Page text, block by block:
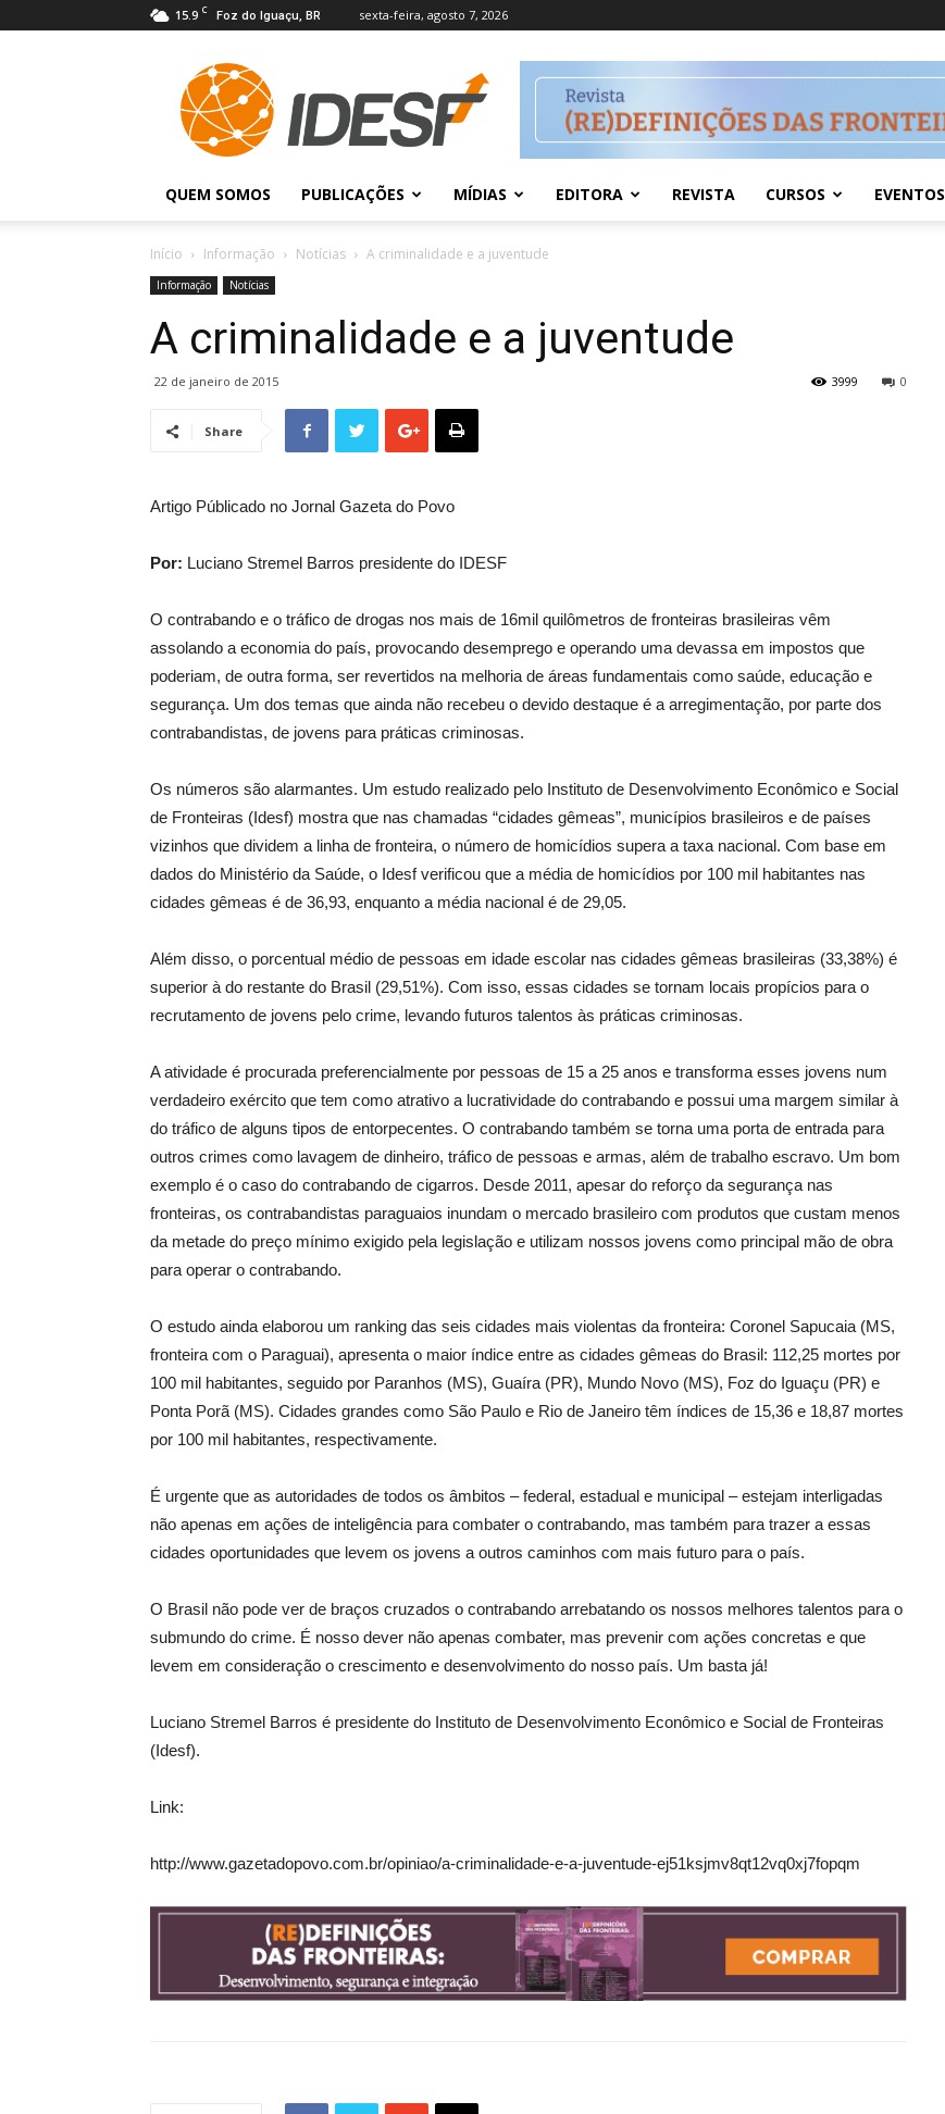
15.9 C Foz do Iguaçu, BR sexta-feira, agosto 7, 2026
IDESF
QUEM SOMOS PUBLICAÇÕES MÍDIAS EDITORA REVISTA CURSOS EVENTOS
Início Informação Notícias A criminalidade e a juventude
Informação Notícias
A criminalidade e a juventude
22 de janeiro de 2015 0
3999
Share
Artigo Públicado no Jornal Gazeta do Povo
Por: Luciano Stremel Barros presidente do IDESF
O contrabando e o tráfico de drogas nos mais de 16mil quilômetros de fronteiras brasileiras vêm
assolando a economia do país, provocando desemprego e operando uma devassa em impostos que
poderiam, de outra forma, ser revertidos na melhoria de áreas fundamentais como saúde, educação e
segurança. Um dos temas que ainda não recebeu o devido destaque é a arregimentação, por parte dos
contrabandistas, de jovens para práticas criminosas.
Os números são alarmantes. Um estudo realizado pelo Instituto de Desenvolvimento Econômico e Social
de Fronteiras (Idesf) mostra que nas chamadas “cidades gêmeas”, municípios brasileiros e de países
vizinhos que dividem a linha de fronteira, o número de homicídios supera a taxa nacional. Com base em
dados do Ministério da Saúde, o Idesf verificou que a média de homicídios por 100 mil habitantes nas
cidades gêmeas é de 36,93, enquanto a média nacional é de 29,05.
Além disso, o porcentual médio de pessoas em idade escolar nas cidades gêmeas brasileiras (33,38%) é
superior à do restante do Brasil (29,51%). Com isso, essas cidades se tornam locais propícios para o
recrutamento de jovens pelo crime, levando futuros talentos às práticas criminosas.
A atividade é procurada preferencialmente por pessoas de 15 a 25 anos e transforma esses jovens num
verdadeiro exército que tem como atrativo a lucratividade do contrabando e possui uma margem similar à
do tráfico de alguns tipos de entorpecentes. O contrabando também se torna uma porta de entrada para
outros crimes como lavagem de dinheiro, tráfico de pessoas e armas, além de trabalho escravo. Um bom
exemplo é o caso do contrabando de cigarros. Desde 2011, apesar do reforço da segurança nas
fronteiras, os contrabandistas paraguaios inundam o mercado brasileiro com produtos que custam menos
da metade do preço mínimo exigido pela legislação e utilizam nossos jovens como principal mão de obra
para operar o contrabando.
O estudo ainda elaborou um ranking das seis cidades mais violentas da fronteira: Coronel Sapucaia (MS,
fronteira com o Paraguai), apresenta o maior índice entre as cidades gêmeas do Brasil: 112,25 mortes por
100 mil habitantes, seguido por Paranhos (MS), Guaíra (PR), Mundo Novo (MS), Foz do Iguaçu (PR) e
Ponta Porã (MS). Cidades grandes como São Paulo e Rio de Janeiro têm índices de 15,36 e 18,87 mortes
por 100 mil habitantes, respectivamente.
É urgente que as autoridades de todos os âmbitos – federal, estadual e municipal – estejam interligadas
não apenas em ações de inteligência para combater o contrabando, mas também para trazer a essas
cidades oportunidades que levem os jovens a outros caminhos com mais futuro para o país.
O Brasil não pode ver de braços cruzados o contrabando arrebatando os nossos melhores talentos para o
submundo do crime. É nosso dever não apenas combater, mas prevenir com ações concretas e que
levem em consideração o crescimento e desenvolvimento do nosso país. Um basta já!
Luciano Stremel Barros é presidente do Instituto de Desenvolvimento Econômico e Social de Fronteiras
(Idesf).
Link:
http://www.gazetadopovo.com.br/opiniao/a-criminalidade-e-a-juventude-ej51ksjmv8qt12vq0xj7fopqm